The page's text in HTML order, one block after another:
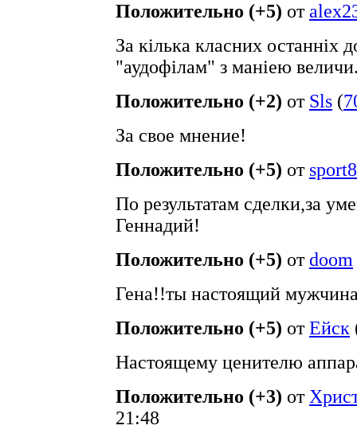
Положительно (+5) от
За кiлька класних останнiх
"аудофiлам" з манiею
Положительно (+2) от Sls (
За свое мнение!
Положительно (+5) от
По результатам сделки,за
Геннадий!
Положительно (+5) отdoom
Гена!!ты настоящий
Положительно (+5) отЕйск
Настоящему ценителю
Положительно (+3) от
21:48